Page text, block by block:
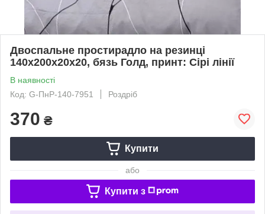
Двоспальне простирадло на резинці
140х200х20х20, бязь Голд, принт: Сірі лінії
В наявності
Код: G-ПнР-140-7951
Роздріб
370 ₴
Купити
або
Купити з